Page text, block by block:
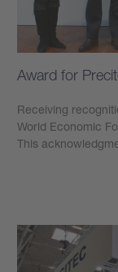
Award for
Receiving
World Economic
This